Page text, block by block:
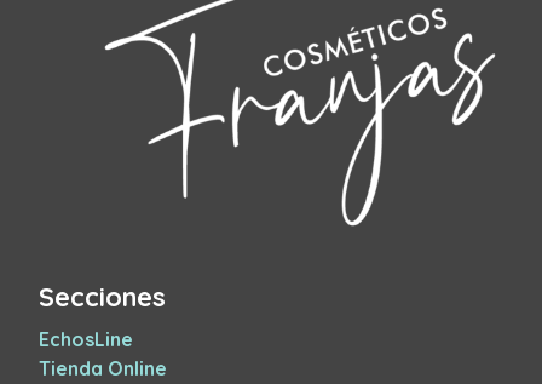
Secciones
EchosLine
Tienda Online